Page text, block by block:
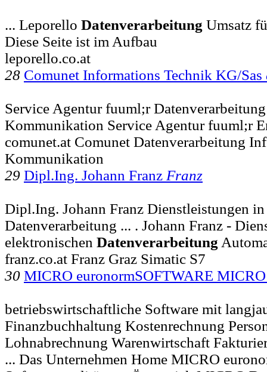
... Leporello Datenverarbeitung Umsatz
Diese Seite ist im Aufbau
leporello.co.at
28 Comunet Informations Technik KG/Sas
Service Agentur fuuml;r
Kommunikation Service Agentur fuuml;r
comunet.at Comunet Datenverarbeitung
Kommunikation
29 Dipl.Ing. Johann Franz Franz
Dipl.Ing. Johann Franz Dienstleistungen
Datenverarbeitung ... . Johann Franz -
elektronischen Datenverarbeitung
franz.co.at Franz Graz Simatic S7
30 MICRO euronormSOFTWARE
betriebswirtschaftliche Software mit
Finanzbuchhaltung Kostenrechnung
Lohnabrechnung Warenwirtschaft
... Das Unternehmen Home MICRO